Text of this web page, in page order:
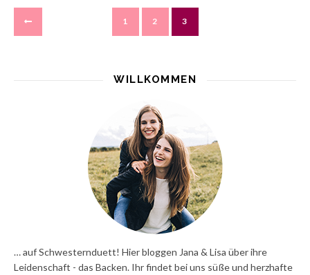
1 2 3
WILLKOMMEN
… auf Schwesternduett! Hier bloggen Jana & Lisa über ihre
Leidenschaft - das Backen. Ihr findet bei uns süße und herzhafte